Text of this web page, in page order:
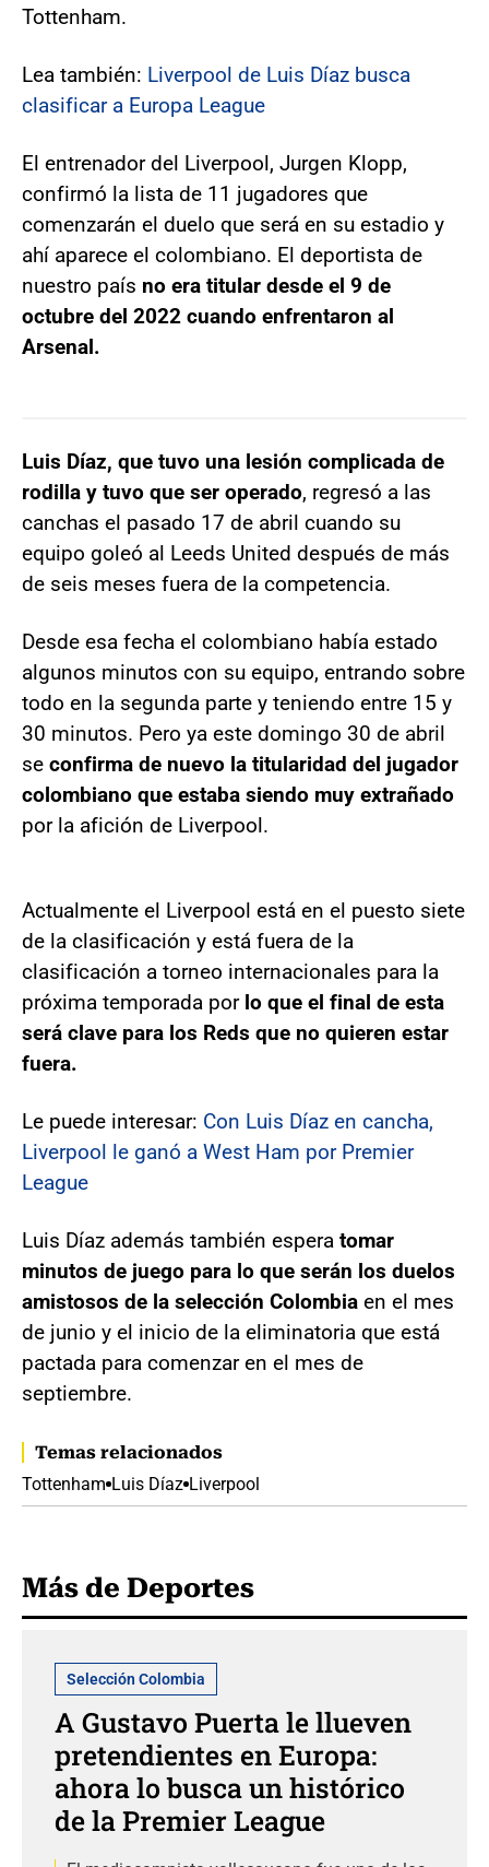
Tottenham.
Lea también: Liverpool de Luis Díaz busca
clasificar a Europa League
El entrenador del Liverpool, Jurgen Klopp,
confirmó la lista de 11 jugadores que
comenzarán el duelo que será en su estadio y
ahí aparece el colombiano. El deportista de
nuestro país no era titular desde el 9 de
octubre del 2022 cuando enfrentaron al
Arsenal.
Luis Díaz, que tuvo una lesión complicada de
rodilla y tuvo que ser operado, regresó a las
canchas el pasado 17 de abril cuando su
equipo goleó al Leeds United después de más
de seis meses fuera de la competencia.
Desde esa fecha el colombiano había estado
algunos minutos con su equipo, entrando sobre
todo en la segunda parte y teniendo entre 15 y
30 minutos. Pero ya este domingo 30 de abril
se confirma de nuevo la titularidad del jugador
colombiano que estaba siendo muy extrañado
por la afición de Liverpool.
Actualmente el Liverpool está en el puesto siete
de la clasificación y está fuera de la
clasificación a torneo internacionales para la
próxima temporada por lo que el final de esta
será clave para los Reds que no quieren estar
fuera.
Le puede interesar: Con Luis Díaz en cancha,
Liverpool le ganó a West Ham por Premier
League
Luis Díaz además también espera tomar
minutos de juego para lo que serán los duelos
amistosos de la selección Colombia en el mes
de junio y el inicio de la eliminatoria que está
pactada para comenzar en el mes de
septiembre.
Temas relacionados
Tottenham Luis Díaz Liverpool
Más de Deportes
Selección Colombia
A Gustavo Puerta le llueven
pretendientes en Europa:
ahora lo busca un histórico
de la Premier League